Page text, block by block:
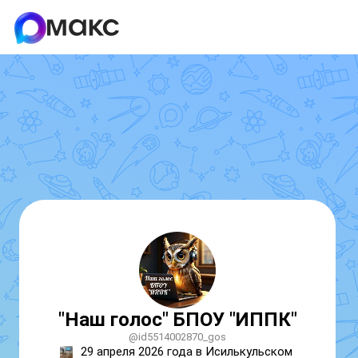
"Наш голос" БПОУ "ИППК"
@id5514002870_gos
29 апреля 2026 года в Исилькульском